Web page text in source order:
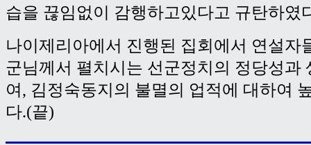
습을 끊임없이 감행하고있다고 규탄하였
나이제리아에서 진행된 집회에서 연설자
군님께서 펼치시는 선군정치의 정당성과
여, 김정숙동지의 불멸의 업적에 대하여
다.(끝)